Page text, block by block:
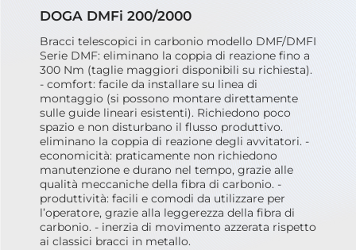
DOGA DMFi 200/2000
Bracci telescopici in carbonio modello DMF/DMFI
Serie DMF: eliminano la coppia di reazione fino a
300 Nm (taglie maggiori disponibili su richiesta).
- comfort: facile da installare su linea di
montaggio (si possono montare direttamente
sulle guide lineari esistenti). Richiedono poco
spazio e non disturbano il flusso produttivo.
eliminano la coppia di reazione degli avvitatori. -
economicità: praticamente non richiedono
manutenzione e durano nel tempo, grazie alle
qualità meccaniche della fibra di carbonio. -
produttività: facili e comodi da utilizzare per
l’operatore, grazie alla leggerezza della fibra di
carbonio. - inerzia di movimento azzerata rispetto
ai classici bracci in metallo.